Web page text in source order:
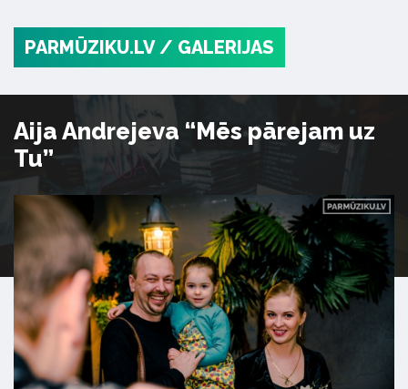
PARMŪZIKU.LV / GALERIJAS
Aija Andrejeva “Mēs pārejam uz
Tu”